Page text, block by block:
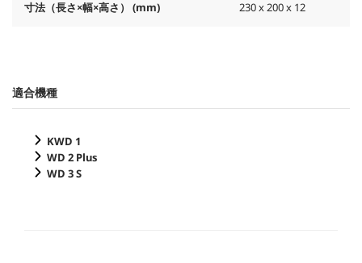
寸法（長さ×幅×高さ） (mm) 230 x 200 x 12
適合機種
KWD 1
WD 2 Plus
WD 3 S